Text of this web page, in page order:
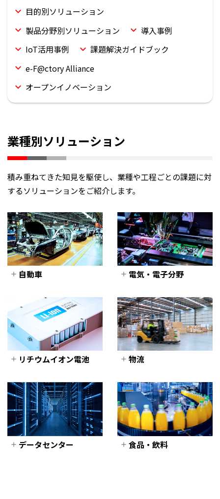
目的別ソリューション
製品分野別ソリューション
導入事例
IoT活用事例
課題解決ガイドブック
e-F@ctory Alliance
オープンイノベーション
業種別ソリューション
積み重ねてきた知見を駆使し、業種や工程ごとの課題に対
するソリューションをご紹介します。
自動車
自動車
プレス
溶接
塗装
鋳造
エンジン加工
エンジン組立
HVモータ組立
電気・電子分野
電気・電子分野
精密ねじ締め
メモリカード組み
立て
サーバ組み立て
リチウムイオン電池
リチウムイオン電池
塗布機
ロールプレス
スリッタ、成形機
巻回機
物流
物流
物流倉庫
スタッカークレー
ン
搬送コンベア
データセンター
食品・飲料